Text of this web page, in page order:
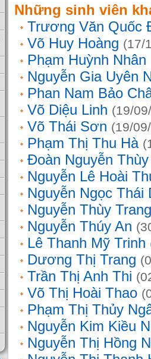
Những sinh viên
Trương Văn Quốc
Võ Huy Hoàng (17/
Phạm Huỳnh Nhân
Nguyễn Gia Uyên
Phan Nam Bảo
Võ Diệu Linh (19/
Võ Thái Sơn (19/
Phạm Thị Thu Hà
Đoàn Nguyễn
Nguyễn Lê Hoài
Nguyễn Ngọc Thái
Nguyễn Thùy Trang
Nguyễn Thúy An
Lê Thanh Mỹ Trinh
Dương Thị Trang
Trần Thị Anh Thi
Võ Thị Hoài Thao
Phạm Thị Thủy
Nguyễn Kim Kiều
Nguyễn Thị Hồng